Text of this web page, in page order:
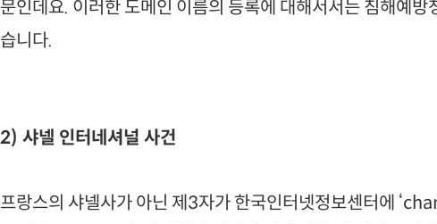
문인데요. 이러한 도메인 이름의 등록에 대해서서는 침해예
습니다.
2) 샤넬 인터네셔널 사건
프랑스의 샤넬사가 아닌 제3자가 한국인터넷정보센터에